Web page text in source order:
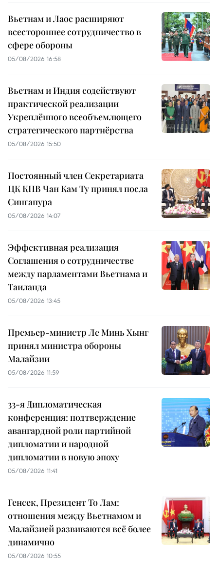
Вьетнам и Лаос расширяют
всестороннее сотрудничество в
сфере обороны
05/08/2026 16:58
Вьетнам и Индия содействуют
практической реализации
Укреплённого всеобъемлющего
стратегического партнёрства
05/08/2026 15:50
Постоянный член Секретариата
ЦК КПВ Чан Кам Ту принял посла
Сингапура
05/08/2026 14:07
Эффективная реализация
Соглашения о сотрудничестве
между парламентами Вьетнама и
Таиланда
05/08/2026 13:45
Премьер-министр Ле Минь Хынг
принял министра обороны
Малайзии
05/08/2026 11:59
33-я Дипломатическая
конференция: подтверждение
авангардной роли партийной
дипломатии и народной
дипломатии в новую эпоху
05/08/2026 11:41
Генсек, Президент То Лам:
отношения между Вьетнамом и
Малайзией развиваются всё более
динамично
05/08/2026 10:55